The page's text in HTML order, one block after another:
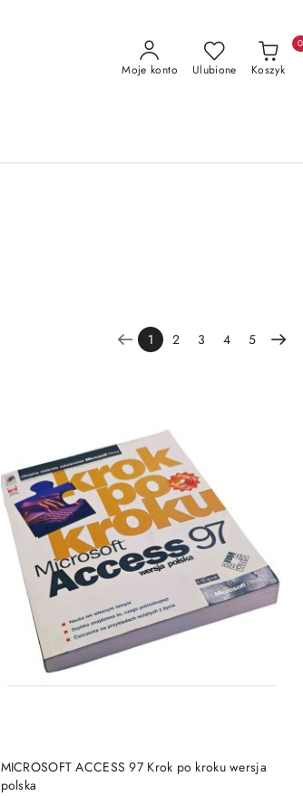
Moje konto Ulubione Koszyk
0
1 2 3 4 5
MICROSOFT ACCESS 97 Krok po kroku wersja
polska
DO KOSZYKA